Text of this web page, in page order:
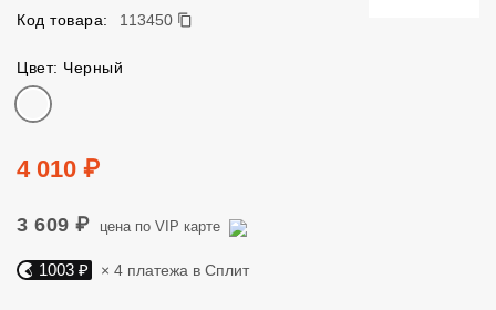
Код товара:
113450
113450
Цвет: Черный
Цвет
Цена
4 010 ₽
3 609 ₽ цена по VIP карте
Яндекс Сплит. 1003 руб, 4 платежа в Сплит
1003 ₽ × 4 платежа в Сплит